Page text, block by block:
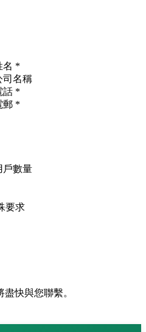
名 *
司名稱
話 *
郵 *
戶數量
要求
快與您聯繫。